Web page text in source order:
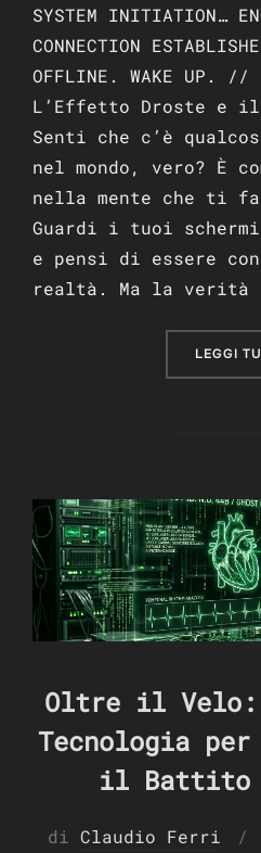
SYSTEM INITIATION…
CONNECTION
OFFLINE. WAKE UP. //
L’Effetto Droste e il
Senti che c’è
nel mondo, vero? È
nella mente che ti
Guardi i tuoi
e pensi di essere
realtà. Ma la verità
LEGGI
Oltre il Velo:
Tecnologia
il Battito
di Claudio Ferri